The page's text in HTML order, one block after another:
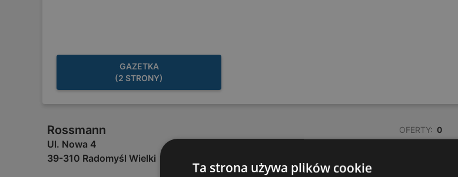
GAZETKA
(2 STRONY)
Rossmann
Ul. Nowa 4
39-310 Radomyśl Wielki
OFERTY: 0
Ta strona używa plików cookie